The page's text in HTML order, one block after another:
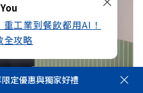
工業到餐飲都用AI！
全攻略
定優惠與獨家好禮